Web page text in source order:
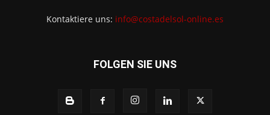
Kontaktiere uns: info@costadelsol-online.es
FOLGEN SIE UNS